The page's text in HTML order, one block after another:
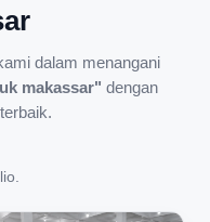
dalam menangani
makassar" dengan